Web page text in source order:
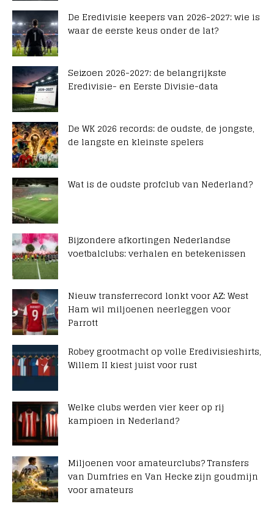
De Eredivisie keepers van 2026-2027: wie is
waar de eerste keus onder de lat?
Seizoen 2026-2027: de belangrijkste
Eredivisie- en Eerste Divisie-data
De WK 2026 records: de oudste, de jongste,
de langste en kleinste spelers
Wat is de oudste profclub van Nederland?
Bijzondere afkortingen Nederlandse
voetbalclubs: verhalen en betekenissen
Nieuw transferrecord lonkt voor AZ: West
Ham wil miljoenen neerleggen voor
Parrott
Robey grootmacht op volle Eredivisieshirts,
Willem II kiest juist voor rust
Welke clubs werden vier keer op rij
kampioen in Nederland?
Miljoenen voor amateurclubs? Transfers
van Dumfries en Van Hecke zijn goudmijn
voor amateurs